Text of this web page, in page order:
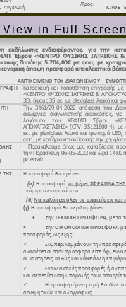
View in Full Screen